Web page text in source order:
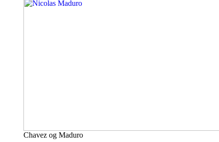
Chavez og Maduro